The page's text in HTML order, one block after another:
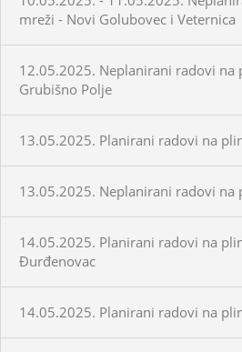
mreži - Novi Golubovec i Veternica
12.05.2025. Neplanirani radovi na
Grubišno Polje
13.05.2025. Planirani radovi na
13.05.2025. Neplanirani radovi na
14.05.2025. Planirani radovi na
Đurđenovac
14.05.2025. Planirani radovi na